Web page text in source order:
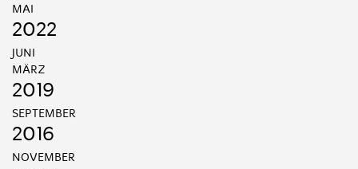
MAI
2022
JUNI
MÄRZ
2019
SEPTEMBER
2016
NOVEMBER